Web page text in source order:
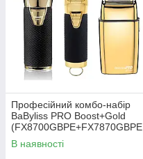
Професійний комбо-набір
BaByliss PRO Boost+Gold
(FX8700GBPE+FX7870GBPE
+FXFS2GE)
В наявності